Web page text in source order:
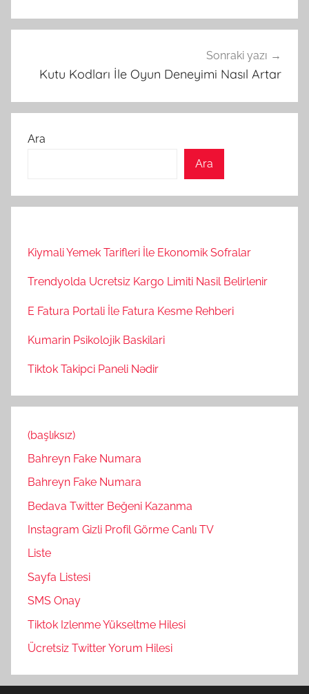
Sonraki yazı
Kutu Kodları İle Oyun Deneyimi Nasıl Artar
Ara
Ara
Kiymali Yemek Tarifleri İle Ekonomik Sofralar
Trendyolda Ucretsiz Kargo Limiti Nasil Belirlenir
E Fatura Portali İle Fatura Kesme Rehberi
Kumarin Psikolojik Baskilari
Tiktok Takipci Paneli Nədir
(başlıksız)
Bahreyn Fake Numara
Bahreyn Fake Numara
Bedava Twitter Beğeni Kazanma
Instagram Gizli Profil Görme Canlı TV
Liste
Sayfa Listesi
SMS Onay
Tiktok Izlenme Yükseltme Hilesi
Ücretsiz Twitter Yorum Hilesi